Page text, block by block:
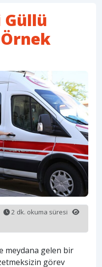
Güllü
2 dk. okuma süresi
meydana gelen bir
görev